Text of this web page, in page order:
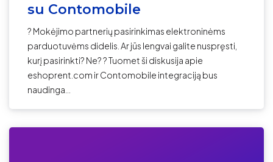
su Contomobile
? Mokėjimo partnerių pasirinkimas elektroninėms
parduotuvėms didelis. Ar jūs lengvai galite nuspręsti,
kurį pasirinkti? Ne? ? Tuomet ši diskusija apie
eshoprent.com ir Contomobile integraciją bus
naudinga...